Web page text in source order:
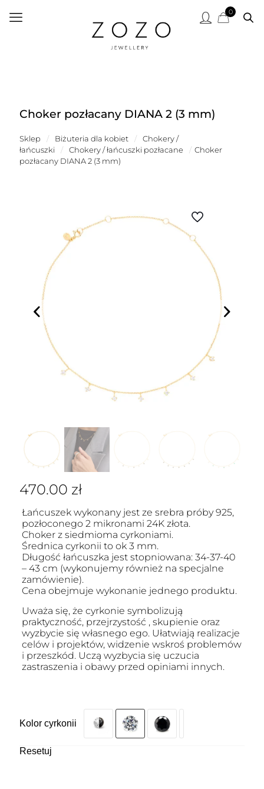
0
Choker pozłacany DIANA 2 (3 mm)
Sklep / Biżuteria dla kobiet /
Chokery /
łańcuszki
/ Chokery / łańcuszki pozłacane / Choker
pozłacany DIANA 2 (3 mm)
470.00 zł
Łańcuszek wykonany jest ze srebra próby 925,
pozłoconego 2 mikronami 24K złota.
Choker z siedmioma cyrkoniami.
Średnica cyrkonii to ok 3 mm.
Długość łańcuszka jest stopniowana: 34-37-40
– 43 cm (wykonujemy również na specjalne
zamówienie).
Cena obejmuje wykonanie jednego produktu.
Uważa się, że cyrkonie symbolizują
praktyczność, przejrzystość , skupienie oraz
wyzbycie się własnego ego. Ułatwiają realizacje
celów i projektów, widzenie wskroś problemów
i przeszkód. Uczą wyzbycia się uczucia
zastraszenia i obawy przed opiniami innych.
Kolor cyrkonii
Resetuj